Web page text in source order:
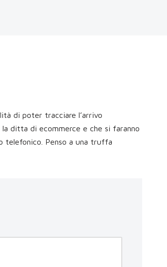
di poter tracciare l’arrivo
ditta di ecommerce e che si faranno
telefonico. Penso a una truffa